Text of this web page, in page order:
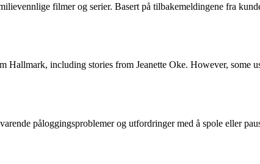
filmer og serier. Basert på tilbakemeldingene fra
including stories from Jeanette Oke. However, some
påloggingsproblemer og utfordringer med å spole eller